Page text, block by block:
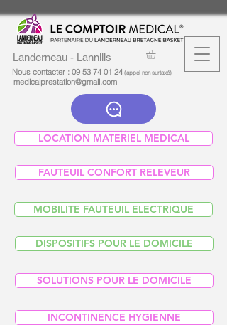
Landerneau - Lannilis
Nous contacter : 09 53 74 01 24 (appel non surtaxé)
medicalprestation@gmail.com
DISPOSITIFS POUR LE DOMICILE
INCONTINENCE HYGIENNE
LOCATION MATERIEL MEDICAL
MOBILITE FAUTEUIL ELECTRIQUE
FAUTEUIL CONFORT RELEVEUR
SOLUTIONS POUR LE DOMICILE